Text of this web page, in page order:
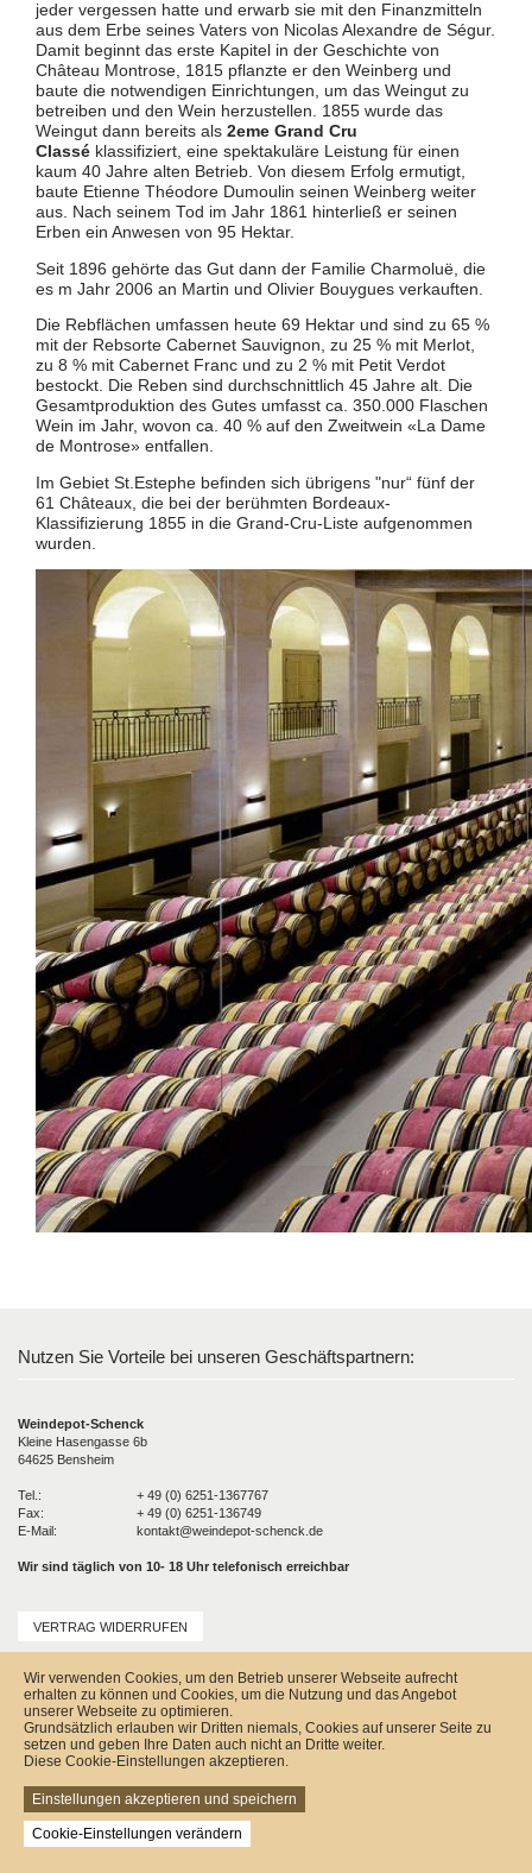
jeder vergessen hatte und erwarb sie mit den Finanzmitteln
aus dem Erbe seines Vaters von Nicolas Alexandre de Ségur.
Damit beginnt das erste Kapitel in der Geschichte von
Château Montrose, 1815 pflanzte er den Weinberg und
baute die notwendigen Einrichtungen, um das Weingut zu
betreiben und den Wein herzustellen. 1855 wurde das
Weingut dann bereits als 2eme Grand Cru
Classé klassifiziert, eine spektakuläre Leistung für einen
kaum 40 Jahre alten Betrieb. Von diesem Erfolg ermutigt,
baute Etienne Théodore Dumoulin seinen Weinberg weiter
aus. Nach seinem Tod im Jahr 1861 hinterließ er seinen
Erben ein Anwesen von 95 Hektar.
Seit 1896 gehörte das Gut dann der Familie Charmoluë, die
es m Jahr 2006 an Martin und Olivier Bouygues verkauften.
Die Rebflächen umfassen heute 69 Hektar und sind zu 65 %
mit der Rebsorte Cabernet Sauvignon, zu 25 % mit Merlot,
zu 8 % mit Cabernet Franc und zu 2 % mit Petit Verdot
bestockt. Die Reben sind durchschnittlich 45 Jahre alt. Die
Gesamtproduktion des Gutes umfasst ca. 350.000 Flaschen
Wein im Jahr, wovon ca. 40 % auf den Zweitwein «La Dame
de Montrose» entfallen.
Im Gebiet St.Estephe befinden sich übrigens "nur“ fünf der
61 Châteaux, die bei der berühmten Bordeaux-
Klassifizierung 1855 in die Grand-Cru-Liste aufgenommen
wurden.
Nutzen Sie Vorteile bei unseren Geschäftspartnern:
Weindepot-Schenck
Kleine Hasengasse 6b
64625 Bensheim
Tel.:
+ 49 (0) 6251-1367767
Fax:
+ 49 (0) 6251-136749
E-Mail:
kontakt@weindepot-schenck.de
Wir sind täglich von 10- 18 Uhr telefonisch erreichbar
VERTRAG WIDERRUFEN
Versandkosten
Kontakt
Zahlungsmöglichkeiten
Rückgabe & Widerrufsrecht
Impressum
Datenschutz
Sitemap
Wir verwenden Cookies, um den Betrieb unserer Webseite aufrecht
erhalten zu können und Cookies, um die Nutzung und das Angebot
unserer Webseite zu optimieren.
Grundsätzlich erlauben wir Dritten niemals, Cookies auf unserer Seite zu
setzen und geben Ihre Daten auch nicht an Dritte weiter.
Diese Cookie-Einstellungen akzeptieren.
Einstellungen akzeptieren und speichern
Cookie-Einstellungen verändern